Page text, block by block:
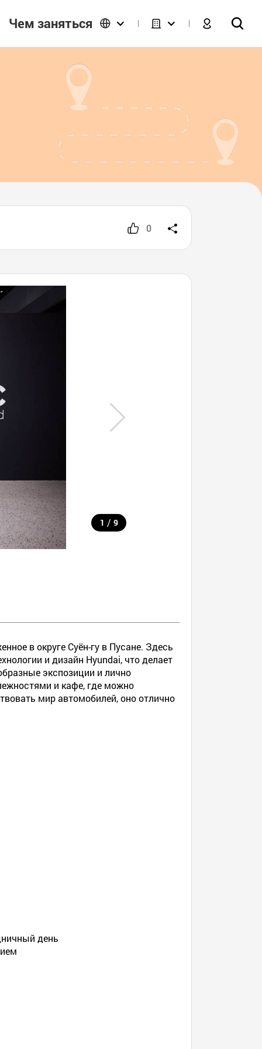
Чем заняться
0
1 / 9
в округе Суён-гу в Пусане. Здесь
и дизайн Hyundai, что делает
экспозиции и лично
и кафе, где можно
мир автомобилей, оно отлично
день